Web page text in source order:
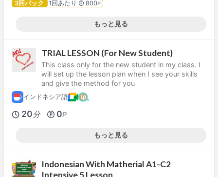
3回パック 1回あたり 800P
もっと見る
TRIAL LESSON (For New Student)
This class only for the new student in my class. I
will set up the lesson plan when I see your skills
and give the method for you
インドネシア語
20分 0P
もっと見る
Indonesian With Matherial A1-C2
Intensive 5 Lesson